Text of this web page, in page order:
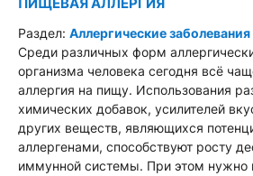
Раздел: Аллергические заболевания
Среди различных форм
организма человека сегодня всё
аллергия на пищу. Использования
химических добавок, усилителей
других веществ, являющихся
аллергенами, способствуют росту
иммунной системы. При этом нужно